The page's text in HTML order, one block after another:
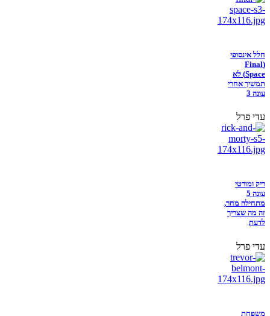
חלל אינסופי
(Final
Space) לא
תמשיך אחרי
עונה 3
עדי פרל
ריק ומורטי
עונה 5
מתחילה מחר,
זה מה שצריך
לדעת
עדי פרל
משפחת